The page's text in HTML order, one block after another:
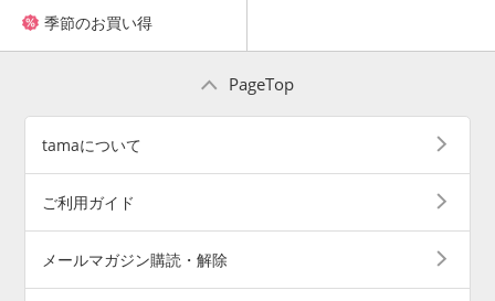
季節のお買い得
PageTop
tamaについて
ご利用ガイド
メールマガジン購読・解除